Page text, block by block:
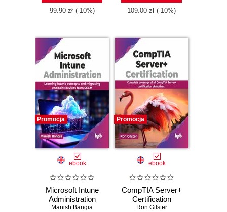
99.90 zł (-10%) 109.00 zł (-10%)
Promocja
ebook
Microsoft Intune
Administration
Manish Bangia
Promocja
ebook
CompTIA Server+
Certification
Ron Gilster